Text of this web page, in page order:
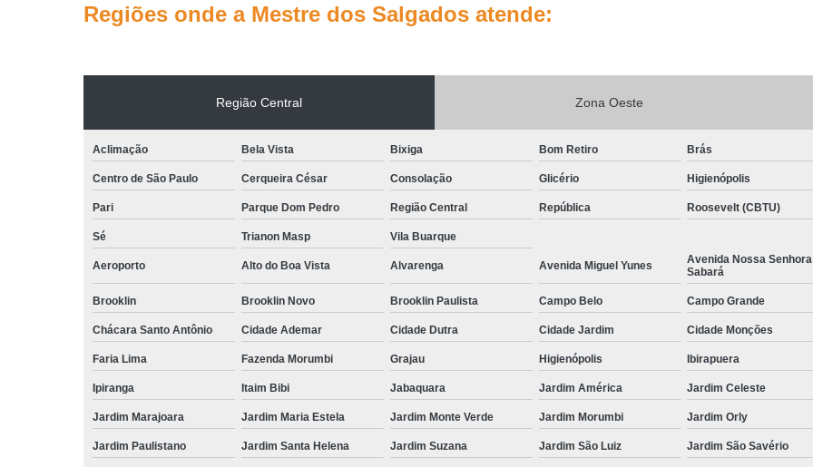
Regiões onde a Mestre dos Salgados atende:
Região Central Zona Oeste
Aclimação Bela Vista Bixiga Bom Retiro Brás
Centro de São Paulo Cerqueira César Consolação Glicério Higienópolis
Pari Parque Dom Pedro Região Central República Roosevelt (CBTU)
Sé Trianon Masp Vila Buarque
Aeroporto Alto do Boa Vista Alvarenga Avenida Miguel Yunes
Avenida Nossa
Sabará
Brooklin Brooklin Novo Brooklin Paulista Campo Belo Campo Grande
Chácara Santo Antônio Cidade Ademar Cidade Dutra Cidade Jardim Cidade Monções
Faria Lima Fazenda Morumbi Grajau Higienópolis Ibirapuera
Ipiranga Itaim Bibi Jabaquara Jardim América Jardim Celeste
Jardim Marajoara Jardim Maria Estela Jardim Monte Verde Jardim Morumbi Jardim Orly
Jardim Paulistano Jardim Santa Helena Jardim Suzana Jardim São Luiz Jardim São Savério